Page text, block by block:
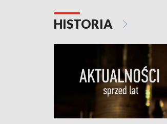
HISTORIA